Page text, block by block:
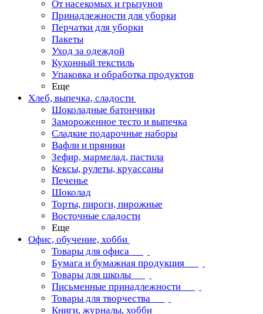
От насекомых и грызунов
Принадлежности для уборки
Перчатки для уборки
Пакеты
Уход за одеждой
Кухонный текстиль
Упаковка и обработка продуктов
Еще
Хлеб, выпечка, сладости
Шоколадные батончики
Замороженное тесто и выпечка
Сладкие подарочные наборы
Вафли и пряники
Зефир, мармелад, пастила
Кексы, рулеты, круассаны
Печенье
Шоколад
Торты, пироги, пирожные
Восточные сладости
Еще
Офис, обучение, хобби
Товары для офиса
Бумага и бумажная продукция
Товары для школы
Письменные принадлежности
Товары для творчества
Книги, журналы, хобби